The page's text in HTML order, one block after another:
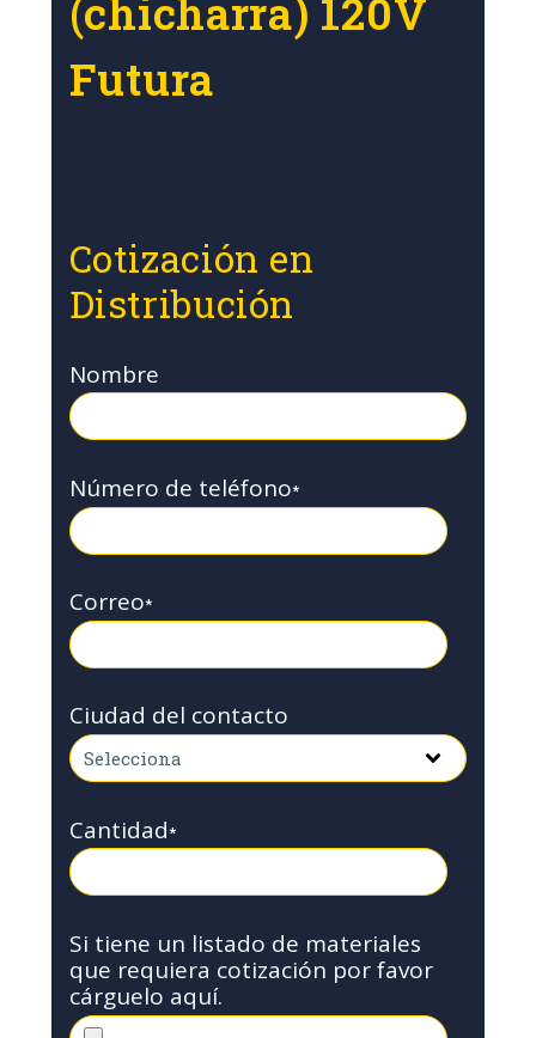
(chicharra) 120V
Futura
Cotización en
Distribución
Nombre
Número de teléfono*
Correo*
Ciudad del contacto
Cantidad*
Si tiene un listado de materiales
que requiera cotización por favor
cárguelo aquí.